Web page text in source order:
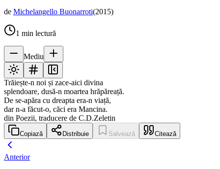
de Michelangello Buonarroti(2015)
1 min lectură
Mediu
Trăiește-n noi și zace-aici divina
splendoare, dusă-n moartea hrăpăreață.
De se-apăra cu dreapta era-n viață,
dar n-a făcut-o, căci era Mancina.
din Poezii, traducere de C.D.Zeletin
Copiază Distribuie Salvează Citează
Anterior